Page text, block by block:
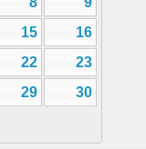
15
16
22
23
29
30